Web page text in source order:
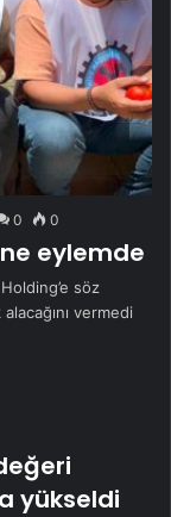
0 0
eylemde
söz
vermedi
yükseldi